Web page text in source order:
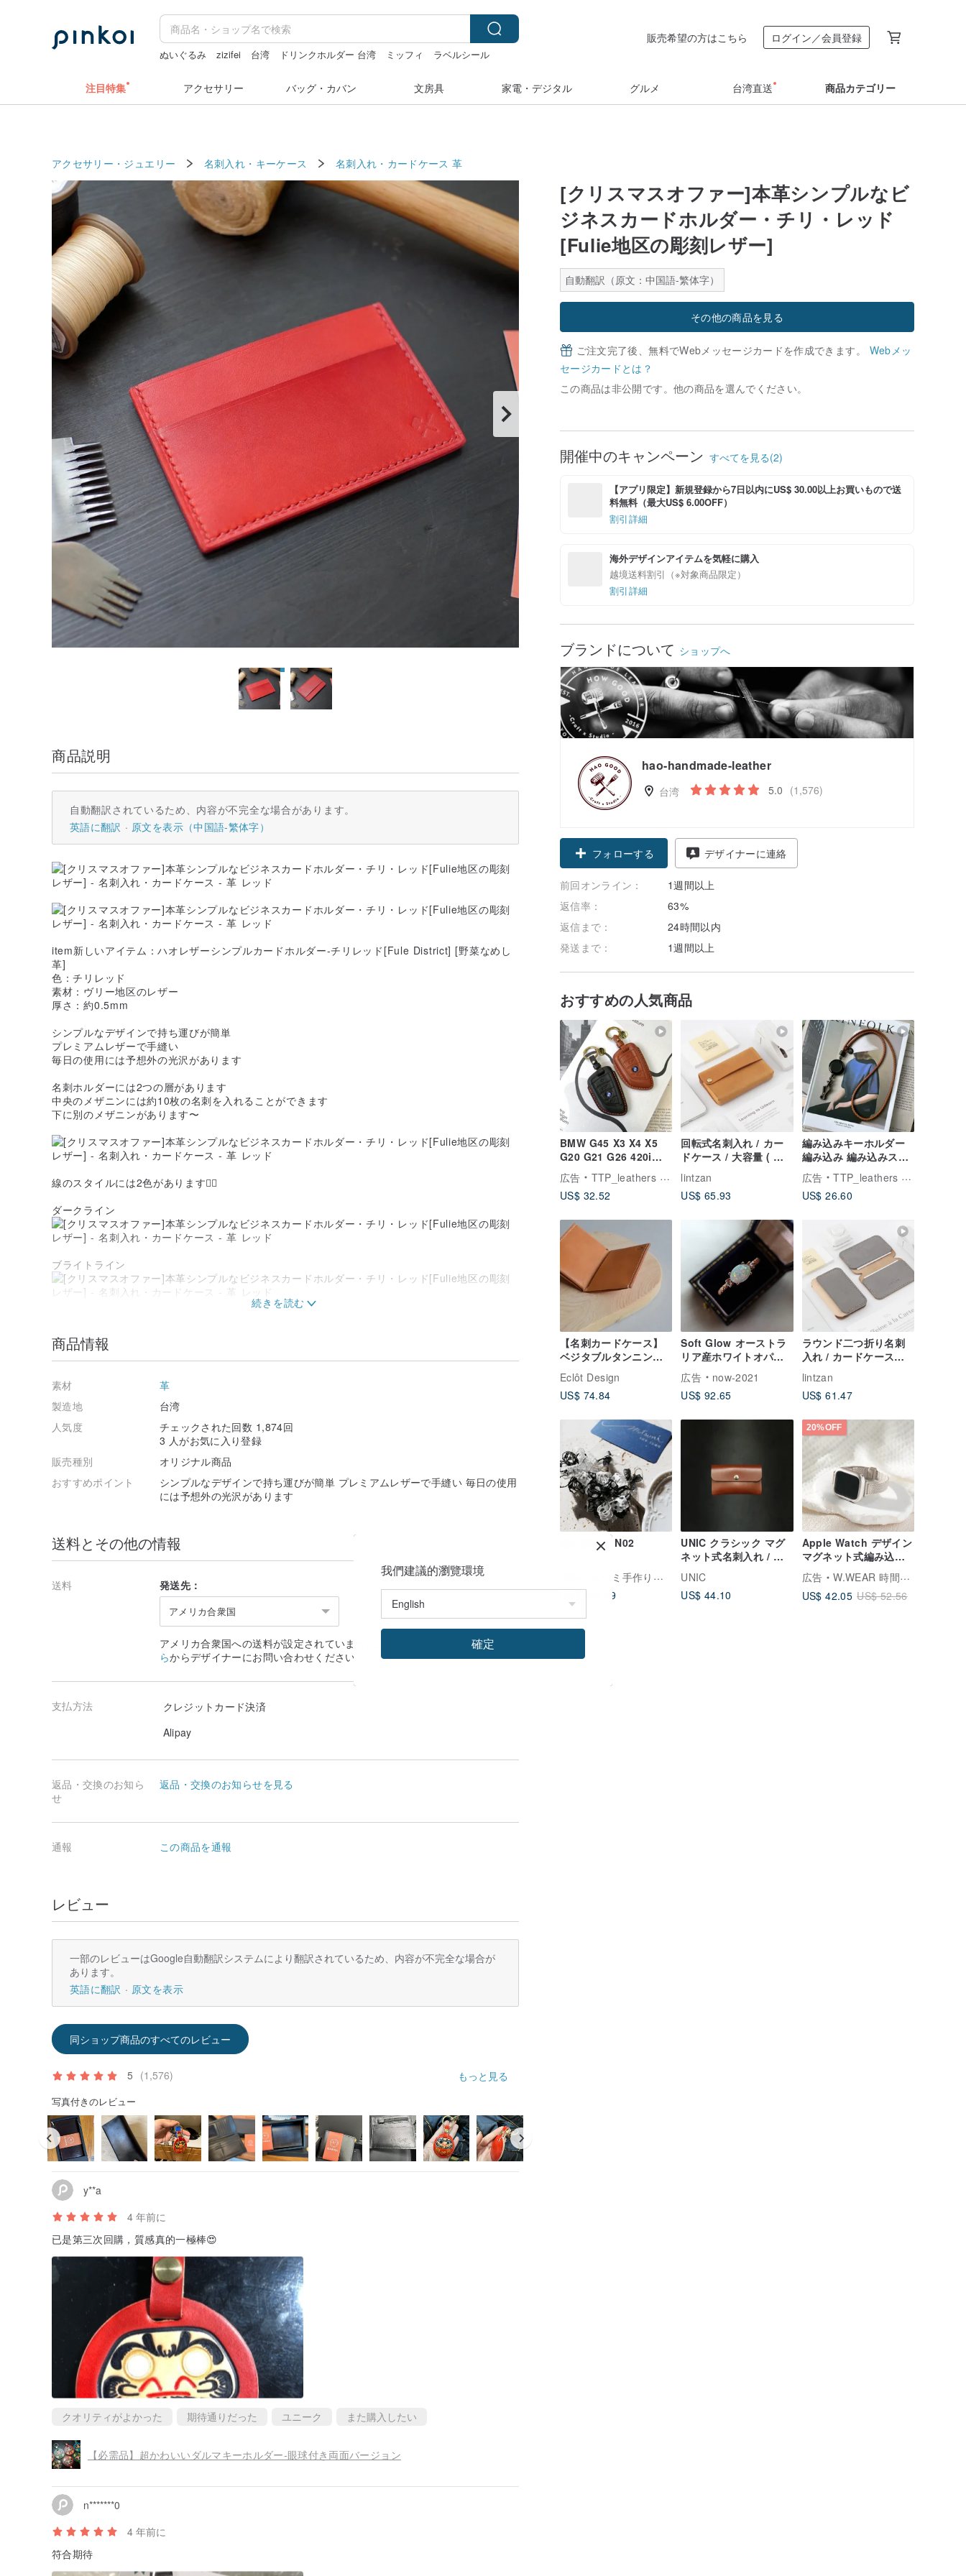
ぬいぐるみ zizifei 台湾 ドリンクホルダー 台湾 ミッフィ
ラベルシール
販売希望の方はこちら ログイン／会員登録
注目特集 アクセサリー バッグ・カバン 文房具 家電・デジタル グルメ 台湾直送 商品カテゴリー
アクセサリー・ジュエリー 名刺入れ・キーケース 名刺入れ・カードケース 革
[クリスマスオファー]本革シンプルなビ
ジネスカードホルダー・チリ・レッド
[Fulie地区の彫刻レザー]
自動翻訳（原文：中国語-繁体字）
その他の商品を見る
ご注文完了後、無料でWebメッセージカードを作成できます。 Webメッ
セージカードとは？
この商品は非公開です。他の商品を選んでください。
開催中のキャンペーン すべてを見る(2)
【アプリ限定】新規登録から7日以内にUS$ 30.00以上お買いもので送
料無料（最大US$ 6.00OFF）
割引詳細
海外デザインアイテムを気軽に購入
越境送料割引（※対象商品限定）
割引詳細
ブランドについて ショップへ
hao-handmade-leather
台湾 5.0 (1,576)
フォローする デザイナーに連絡
前回オンライン：
1週間以上
返信率：
63%
返信まで：
24時間以内
発送まで：
1週間以上
おすすめの人気商品
BMW G45 X3 X4 X5
G20 G21 G26 420i
320i キーケース キーカ
バー
広告
TTP_leathers ポセイトン・レザーアトリエ
US$ 32.52
回転式名刺入れ / カー
ドケース / 大容量 ( 複
lintzan
US$ 65.93
編み込みキーホルダー
編み込み 編み込みスト
ラップ ネックレス チョ
ーカー ネックストラッ
プ 伸縮 伸縮ストラップ
広告
TTP_leathers ポセイトン・レザーアトリエ
US$ 26.60
【名刺カードケース】
ベジタブルタンニンな
めし革/クラシックキャ
ラメル/名入れ刻印
Eclôt Design
US$ 74.84
Soft Glow オーストラ
リア産ホワイトオパー
ル レトロ横向きライン
リング 純銀ローズゴー
ルド 控えめでエレガン
広告
now-2021
US$ 92.65
ラウンド二つ折り名刺
入れ / カードケース
（複数配色）
lintzan
US$ 61.47
線と戯れる N02
厶ツミ手作り研究室
US$ 128.29
UNIC クラシック マグ
ネット式名刺入れ / レ
ザー名刺入れ / マグネ
ット式ミニカードケー
ス 【カスタマイズ可
UNIC
US$ 44.10
20%OFF
Apple Watch デザイン
マグネット式編み込み
ミラネーゼバンド
広告
W.WEAR 時間をまとう
US$ 42.05 US$ 52.56
商品説明
自動翻訳されているため、内容が不完全な場合があります。
英語に翻訳
原文を表示（中国語-繁体字）
item新しいアイテム：ハオレザーシンプルカードホルダー-チリレッド[Fule District] [野菜なめし
革]
色：チリレッド
素材：ヴリー地区のレザー
厚さ：約0.5mm
シンプルなデザインで持ち運びが簡単
プレミアムレザーで手縫い
毎日の使用には予想外の光沢があります
名刺ホルダーには2つの層があります
中央のメザニンには約10枚の名刺を入れることができます
下に別のメザニンがあります〜
線のスタイルには2色があります👇🏻
ダークライン
ブライトライン
木版画の革の彫刻
有名な工場で作られたヨーロッパから輸入された革の表面には傷がほとんどなく、革の本体は丈夫
※備考
1.製品の生産期間は約7〜10日です（革製品のサイズによって異なります）
2.写真は実際の写真です。これは、コンピューター画面と撮影用ライトの色の違いが主にエンティ
ティに基づいているためです。
3.手染めの色を毎回同じにすることはできません。注文する前に違いを受け入れてください。
4.天然皮革には成長線や傷が見られる場合がありますが、どちらも自然現象であり、欠陥がないた
め、再度注文を受け付けてください。
色の変化の速度が異なります。
2.革に水分を丁寧に接触させてください誤って水に触れた場合は、すぐに水気を拭き取り、涼しい
場所で風乾させてください。
3.傷を完全になくすことはできませんので、使用を避けるように注意してください。
商品情報
素材
革
製造地
台湾
人気度
チェックされた回数 1,874回
3 人がお気に入り登録
販売種別
オリジナル商品
おすすめポイント
シンプルなデザインで持ち運びが簡単 プレミアムレザーで手縫い 毎日の使用
には予想外の光沢があります
送料とその他の情報
送料 発送先：
アメリカ合衆国
アメリカ合衆国への送料が設定されていません。発送をご希望の場合、こち
らからデザイナーにお問い合わせください。
支払方法
クレジットカード決済
Alipay
返品・交換のお知ら
せ
返品・交換のお知らせを見る
通報 この商品を通報
レビュー
一部のレビューはGoogle自動翻訳システムにより翻訳されているため、内容が不完全な場合が
あります。
英語に翻訳
原文を表示
同ショップ商品のすべてのレビュー
5 (1,576) もっと見る
写真付きのレビュー
y**a
4 年前に
已是第三次回購，質感真的一極棒😍
クオリティがよかった 期待通りだった ユニーク また購入したい
【必需品】超かわいいダルマキーホルダー-眼球付き両面バージョン
n*******0
4 年前に
符合期待
我們建議的瀏覽環境
確定